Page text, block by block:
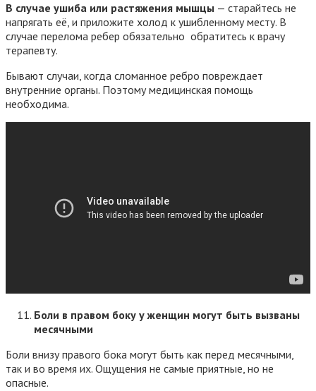
В случае ушиба или растяжения мышцы — старайтесь не
напрягать её, и приложите холод к ушибленному месту. В
случае перелома ребер обязательно обратитесь к врачу
терапевту.
Бывают случаи, когда сломанное ребро повреждает
внутренние органы. Поэтому медицинская помощь
необходима.
Боли в правом боку у женщин могут быть вызваны
месячными
Боли внизу правого бока могут быть как перед месячными,
так и во время их. Ощущения не самые приятные, но не
опасные.